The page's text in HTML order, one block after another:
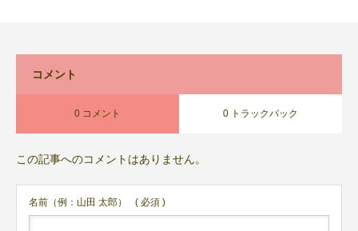
コメント
0 コメント 0 トラックバック
この記事へのコメントはありません。
名前（例：山田 太郎） ( 必須 )